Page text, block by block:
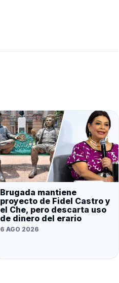
Brugada mantiene
proyecto de Fidel Castro y
el Che, pero descarta uso
de dinero del erario
6 AGO 2026